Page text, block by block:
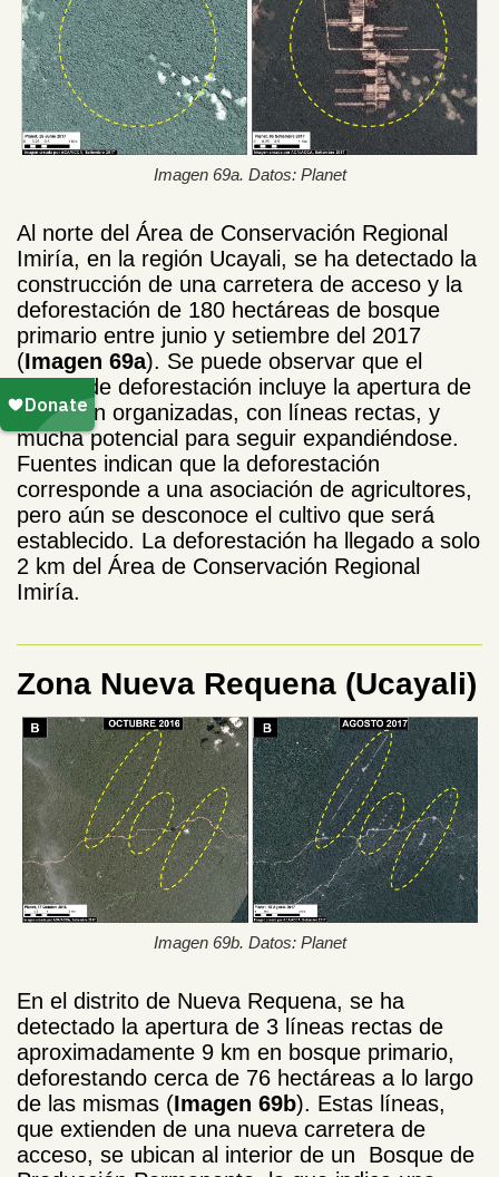
Imagen 69a. Datos: Planet
Al norte del Área de Conservación Regional
Imiría, en la región Ucayali, se ha detectado la
construcción de una carretera de acceso y la
deforestación de 180 hectáreas de bosque
primario entre junio y setiembre del 2017
(Imagen 69a). Se puede observar que el
patrón de deforestación incluye la apertura de
vías bien organizadas, con líneas rectas, y
mucha potencial para seguir expandiéndose.
Fuentes indican que la deforestación
corresponde a una asociación de agricultores,
pero aún se desconoce el cultivo que será
establecido. La deforestación ha llegado a solo
2 km del Área de Conservación Regional
Imiría.
Zona Nueva Requena (Ucayali)
Imagen 69b. Datos: Planet
En el distrito de Nueva Requena, se ha
detectado la apertura de 3 líneas rectas de
aproximadamente 9 km en bosque primario,
deforestando cerca de 76 hectáreas a lo largo
de las mismas (Imagen 69b). Estas líneas,
que extienden de una nueva carretera de
acceso, se ubican al interior de un Bosque de